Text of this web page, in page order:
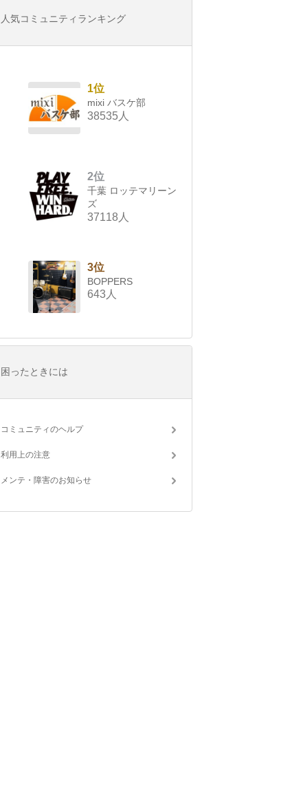
人気コミュニティランキング
1位
mixi バスケ部
38535人
2位
千葉 ロッテマリーン
ズ
37118人
3位
BOPPERS
643人
困ったときには
コミュニティのヘルプ
利用上の注意
メンテ・障害のお知らせ